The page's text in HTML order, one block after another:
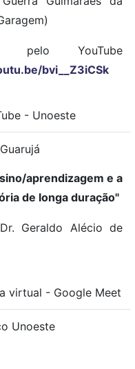
pelo YouTube
bvi__Z3iCSk
- Unoeste
aprendizagem e a
de longa duração"
Geraldo Alécio de
virtual - Google Meet
Unoeste